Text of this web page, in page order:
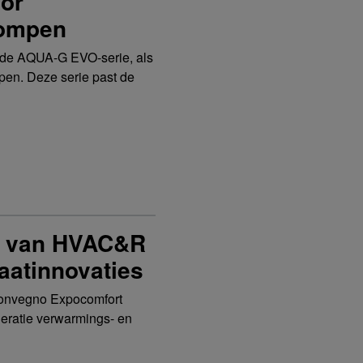
AQUA-G EVO-serie, als
Deze serie past de
HVAC&R
Expocomfort
verwarmings- en